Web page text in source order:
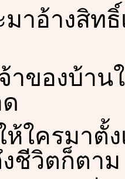
มาอ้างสิท
าของบ้า
ห้ใครมาตั้
ชีวิตก็ตาม